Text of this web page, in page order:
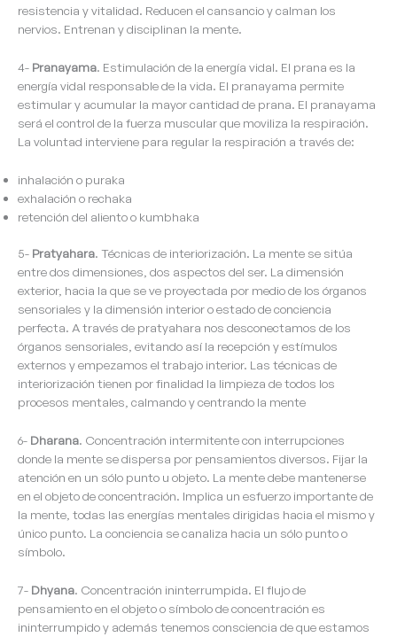
resistencia y vitalidad. Reducen el cansancio y calman los
nervios. Entrenan y disciplinan la mente.
4- Pranayama. Estimulación de la energía vidal. El prana es la
energía vidal responsable de la vida. El pranayama permite
estimular y acumular la mayor cantidad de prana. El pranayama
será el control de la fuerza muscular que moviliza la respiración.
La voluntad interviene para regular la respiración a través de:
inhalación o puraka
exhalación o rechaka
retención del aliento o kumbhaka
5- Pratyahara. Técnicas de interiorización. La mente se sitúa
entre dos dimensiones, dos aspectos del ser. La dimensión
exterior, hacia la que se ve proyectada por medio de los órganos
sensoriales y la dimensión interior o estado de conciencia
perfecta. A través de pratyahara nos desconectamos de los
órganos sensoriales, evitando así la recepción y estímulos
externos y empezamos el trabajo interior. Las técnicas de
interiorización tienen por finalidad la limpieza de todos los
procesos mentales, calmando y centrando la mente
6- Dharana. Concentración intermitente con interrupciones
donde la mente se dispersa por pensamientos diversos. Fijar la
atención en un sólo punto u objeto. La mente debe mantenerse
en el objeto de concentración. Implica un esfuerzo importante de
la mente, todas las energías mentales dirigidas hacia el mismo y
único punto. La conciencia se canaliza hacia un sólo punto o
símbolo.
7- Dhyana. Concentración ininterrumpida. El flujo de
pensamiento en el objeto o símbolo de concentración es
ininterrumpido y además tenemos consciencia de que estamos